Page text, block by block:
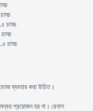
চামচ
চামচ
ডোজ ব্যবহার করা উচিত।
প্রয়োজন হয় না। রেনাল